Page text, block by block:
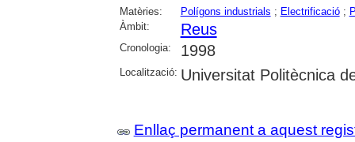
Matèries: Polígons industrials ; Electrificació;
Àmbit:
Reus
Cronologia: 1998
Localització: Universitat Politècnica
Enllaç permanent a aquest